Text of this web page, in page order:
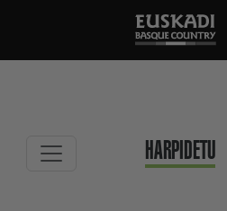
HARPIDETU